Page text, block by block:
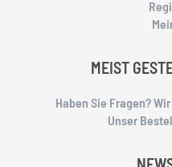
MEIST
Haben Sie Fragen?
Unser